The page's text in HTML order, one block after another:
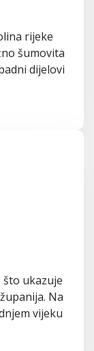
rijeke
šumovita
dijelovi
što ukazuje
Na
vijeku